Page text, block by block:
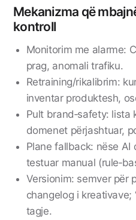
Mekanizma që
kontroll
Monitorim me alarme:
prag, anomali trafiku.
Retraining/rikalibrim:
inventar produktesh,
Pult brand‑safety:
domenet përjashtuar,
Plane fallback: nëse AI
testuar manual
Versionim: semver për
changelog i kreativave;
tagje.